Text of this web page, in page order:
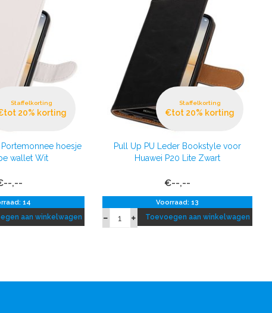
Staffelkorting
20% korting
Portemonnee hoesje
wallet Wit
,--
14
aan winkelwagen
Staffelkorting
€tot 20% korting
Pull Up PU Leder Bookstyle voor
Huawei P20 Lite Zwart
€--,--
Voorraad: 13
Toevoegen aan winkelwagen